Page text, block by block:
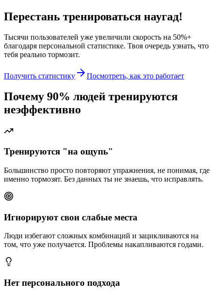
Перестань тренироваться наугад!
Тысячи пользователей уже увеличили скорость на 50%+
благодаря персональной статистике. Твоя очередь узнать, что
тебя реально тормозит.
Получить статистику Посмотреть, как это работает
Почему 90% людей тренируются
неэффективно
Тренируются "на ощупь"
Большинство просто повторяют упражнения, не понимая, где
именно тормозят. Без данных ты не знаешь, что исправлять.
Игнорируют свои слабые места
Люди избегают сложных комбинаций и зацикливаются на
том, что уже получается. Проблемы накапливаются годами.
Нет персонального подхода